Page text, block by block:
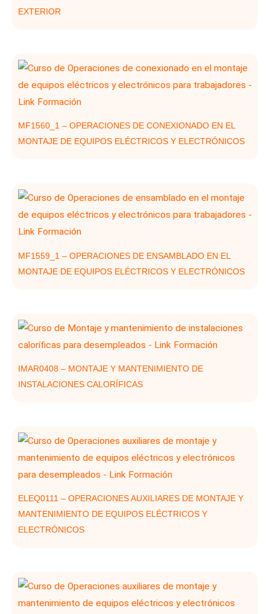
EXTERIOR
MF1560_1 – OPERACIONES DE CONEXIONADO EN EL
MONTAJE DE EQUIPOS ELÉCTRICOS Y ELECTRÓNICOS
MF1559_1 – OPERACIONES DE ENSAMBLADO EN EL
MONTAJE DE EQUIPOS ELÉCTRICOS Y ELECTRÓNICOS
IMAR0408 – MONTAJE Y MANTENIMIENTO DE
INSTALACIONES CALORÍFICAS
ELEQ0111 – OPERACIONES AUXILIARES DE MONTAJE Y
MANTENIMIENTO DE EQUIPOS ELÉCTRICOS Y
ELECTRÓNICOS